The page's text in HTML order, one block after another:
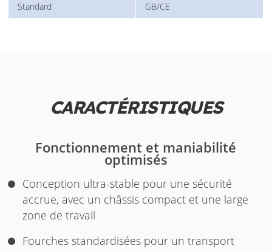
Standard GB/CE
CARACTÉRISTIQUES
Fonctionnement et maniabilité
optimisés
Conception ultra-stable pour une sécurité
accrue, avec un châssis compact et une large
zone de travail
Fourches standardisées pour un transport